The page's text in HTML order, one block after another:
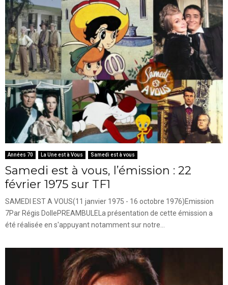
Années 70 La Une est à Vous Samedi est à vous
Samedi est à vous, l’émission : 22
février 1975 sur TF1
SAMEDI EST A VOUS(11 janvier 1975 - 16 octobre 1976)Emission
7Par Régis DollePREAMBULELa présentation de cette émission a
été réalisée en s'appuyant notamment sur notre...